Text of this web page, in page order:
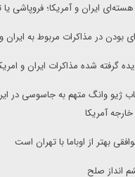
ایران و آمریکا؛ فروپاشی یا
بودن در مذاکرات مربوط به ایران
گرفته شده مذاکرات ایران و
ژیو وانگ متهم به جاسوسی در
آمریکا
بهتر از اوباما با تهران است
انداز صلح